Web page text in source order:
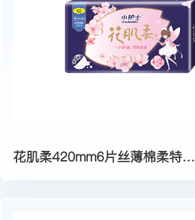
花肌柔420mm6片丝薄棉柔特长